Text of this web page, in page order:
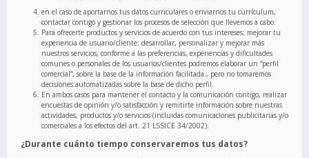
en el caso de aportarnos tus datos curriculares o enviarnos tu currículum,
contactar contigo y gestionar los procesos de selección que llevemos a cabo.
Para ofrecerte productos y servicios de acuerdo con tus intereses; mejorar tu
experiencia de usuario/cliente; desarrollar, personalizar y mejorar más
nuestros servicios, conforme a las preferencias, experiencias y dificultades
comunes o personales de los usuarios/clientes podremos elaborar un “perfil
comercial”, sobre la base de la información facilitada., pero no tomaremos
decisiones automatizadas sobre la base de dicho perfil.
En ambos casos para mantener el contacto y la comunicación contigo, realizar
encuestas de opinión y/o satisfacción y remitirte información sobre nuestras
actividades, productos y/o servicios (incluidas comunicaciones publicitarias y/o
comerciales a los efectos del art. 21 LSSICE 34/2002).
¿Durante cuánto tiempo conservaremos tus datos?